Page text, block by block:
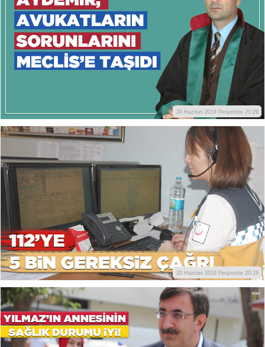
20 Haziran 2019 Perşembe 20:29
20 Haziran 2019 Perşembe 20:28